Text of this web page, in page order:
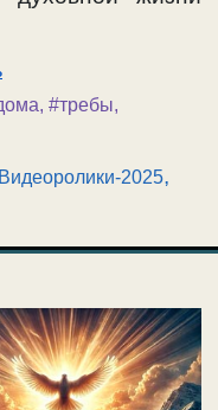
, #требы,
Видеоролики-2025,